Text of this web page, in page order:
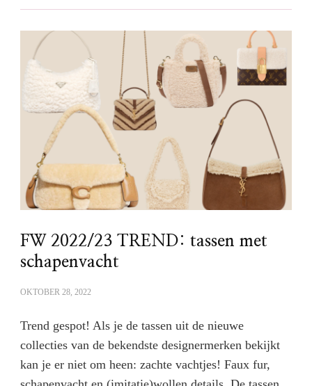
FW 2022/23 TREND: tassen met
schapenvacht
OKTOBER 28, 2022
Trend gespot! Als je de tassen uit de nieuwe
collecties van de bekendste designermerken bekijkt
kan je er niet om heen: zachte vachtjes! Faux fur,